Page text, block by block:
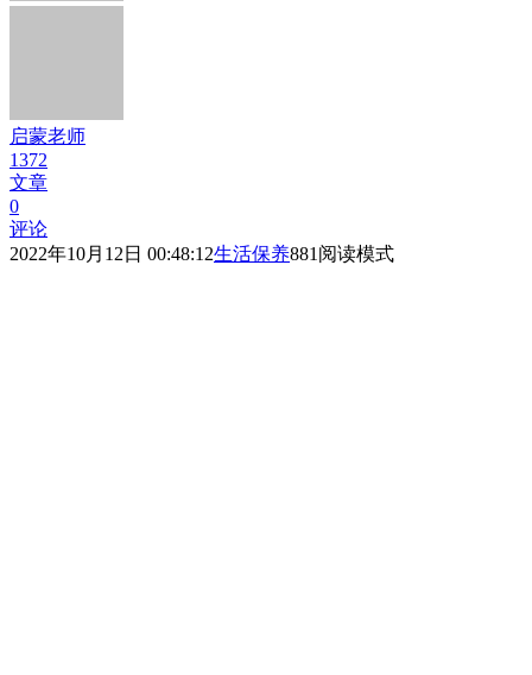
启蒙老师
1372
文章
0
评论
2022年10月12日 00:48:12生活保养881 阅读模式